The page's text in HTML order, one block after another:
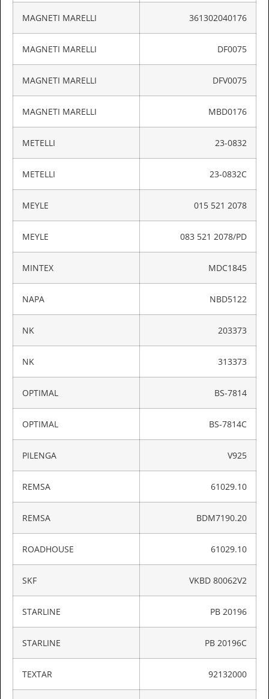
MAGNETI MARELLI 361302040176
MAGNETI MARELLI DF0075
MAGNETI MARELLI DFV0075
MAGNETI MARELLI MBD0176
METELLI 23-0832
METELLI 23-0832C
MEYLE 015 521 2078
MEYLE 083 521 2078/PD
MINTEX MDC1845
NAPA NBD5122
NK 203373
NK 313373
OPTIMAL BS-7814
OPTIMAL BS-7814C
PILENGA V925
REMSA 61029.10
REMSA BDM7190.20
ROADHOUSE 61029.10
SKF VKBD 80062V2
STARLINE PB 20196
STARLINE PB 20196C
TEXTAR 92132000